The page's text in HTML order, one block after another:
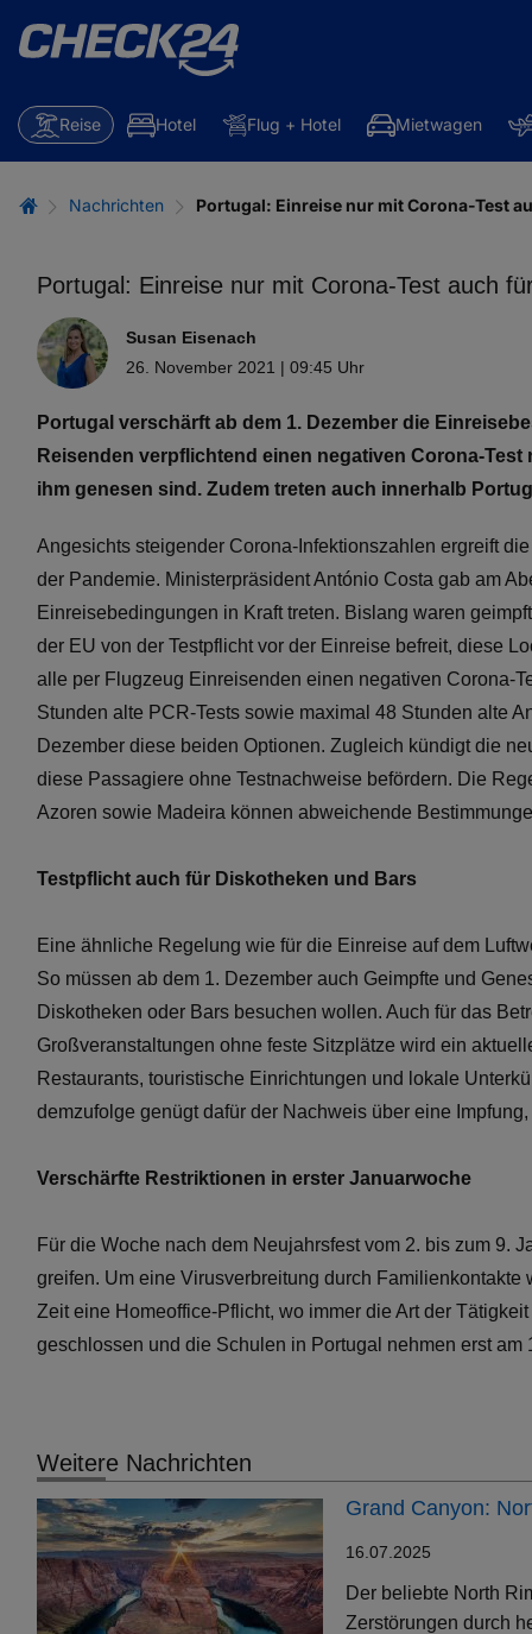
Reise Hotel Flug + Hotel Mietwagen
Nachrichten Portugal: Einreise nur mit Corona-Test
Portugal: Einreise nur mit Corona-Test auch
Susan Eisenach
26. November 2021 | 09:45 Uhr
Portugal verschärft ab dem 1. Dezember die
Reisenden verpflichtend einen negativen Corona-
ihm genesen sind. Zudem treten auch innerhalb
Angesichts steigender Corona-Infektionszahlen ergreift
der Pandemie. Ministerpräsident António Costa gab am
Einreisebedingungen in Kraft treten. Bislang waren
der EU von der Testpflicht vor der Einreise befreit, diese
alle per Flugzeug Einreisenden einen negativen Corona-
Stunden alte PCR-Tests sowie maximal 48 Stunden alte
Dezember diese beiden Optionen. Zugleich kündigt die
diese Passagiere ohne Testnachweise befördern. Die
Azoren sowie Madeira können abweichende
Testpflicht auch für Diskotheken und Bars
Eine ähnliche Regelung wie für die Einreise auf dem
So müssen ab dem 1. Dezember auch Geimpfte und
Diskotheken oder Bars besuchen wollen. Auch für das
Großveranstaltungen ohne feste Sitzplätze wird ein
Restaurants, touristische Einrichtungen und lokale
demzufolge genügt dafür der Nachweis über eine
Verschärfte Restriktionen in erster Januarwoche
Für die Woche nach dem Neujahrsfest vom 2. bis zum 9.
greifen. Um eine Virusverbreitung durch
Zeit eine Homeoffice-Pflicht, wo immer die Art der
geschlossen und die Schulen in Portugal nehmen erst am
Weitere Nachrichten
Grand Canyon:
16.07.2025
Der beliebte North
Zerstörungen durch